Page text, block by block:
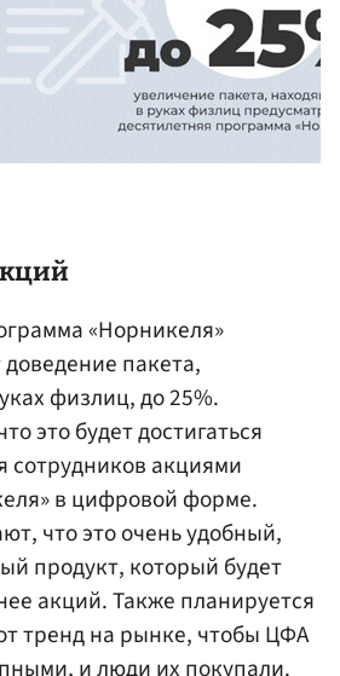
«Норникеля»
пакета,
физлиц, до 25%.
это будет достигаться
сотрудников акциями
в цифровой форме.
что это очень удобный,
продукт, который будет
акций. Также планируется
тренд на рынке, чтобы ЦФА
и люди их покупали.